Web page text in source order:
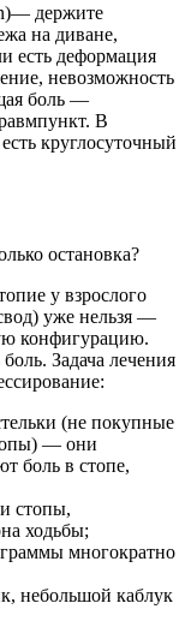
держите
на диване,
есть деформация
невозможность
боль —
В
круглосуточный
остановка?
у взрослого
уже нельзя —
конфигурацию.
Задача лечения
(не покупные
— они
боль в стопе,
стопы,
ходьбы;
многократно
небольшой каблук